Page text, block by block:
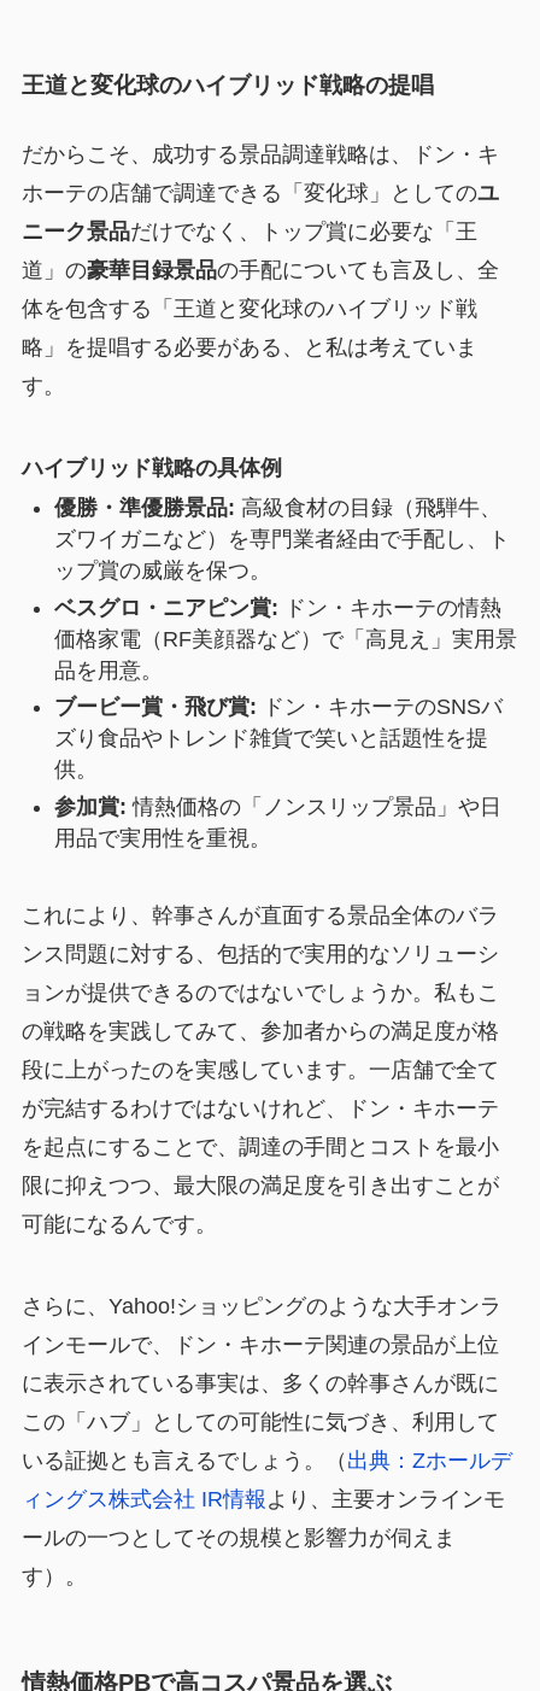
王道と変化球のハイブリッド戦略の提唱
だからこそ、成功する景品調達戦略は、ドン・キ
ホーテの店舗で調達できる「変化球」としてのユ
ニーク景品だけでなく、トップ賞に必要な「王
道」の豪華目録景品の手配についても言及し、全
体を包含する「王道と変化球のハイブリッド戦
略」を提唱する必要がある、と私は考えていま
す。
ハイブリッド戦略の具体例
優勝・準優勝景品: 高級食材の目録（飛騨牛、
ズワイガニなど）を専門業者経由で手配し、ト
ップ賞の威厳を保つ。
ベスグロ・ニアピン賞: ドン・キホーテの情熱
価格家電（RF美顔器など）で「高見え」実用景
品を用意。
ブービー賞・飛び賞: ドン・キホーテのSNSバ
ズり食品やトレンド雑貨で笑いと話題性を提
供。
参加賞: 情熱価格の「ノンスリップ景品」や日
用品で実用性を重視。
これにより、幹事さんが直面する景品全体のバラ
ンス問題に対する、包括的で実用的なソリューシ
ョンが提供できるのではないでしょうか。私もこ
の戦略を実践してみて、参加者からの満足度が格
段に上がったのを実感しています。一店舗で全て
が完結するわけではないけれど、ドン・キホーテ
を起点にすることで、 調達の手間とコストを最小
限に抑えつつ、最大限の満足度を引き出すことが
可能になるんです。
さらに、Yahoo!ショッピングのような大手オンラ
インモールで、ドン・キホーテ関連の景品が上位
に表示されている事実は、多くの幹事さんが既に
この「ハブ」としての可能性に気づき、利用して
いる証拠とも言えるでしょう。（ 出典：Zホールデ
ィングス株式会社 IR情報 より、主要オンラインモ
ールの一つとしてその規模と影響力が伺えま
す）。
情熱価格PBで高コスパ景品を選ぶ